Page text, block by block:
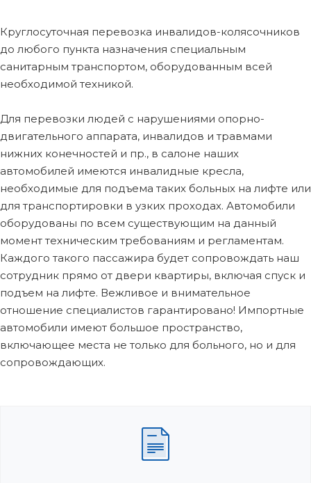
Круглосуточная перевозка инвалидов-колясочников
до любого пункта назначения специальным
санитарным транспортом, оборудованным всей
необходимой техникой.
Для перевозки людей с нарушениями опорно-
двигательного аппарата, инвалидов и травмами
нижних конечностей и пр., в салоне наших
автомобилей имеются инвалидные кресла,
необходимые для подъема таких больных на лифте или
для транспортировки в узких проходах. Автомобили
оборудованы по всем существующим на данный
момент техническим требованиям и регламентам.
Каждого такого пассажира будет сопровождать наш
сотрудник прямо от двери квартиры, включая спуск и
подъем на лифте. Вежливое и внимательное
отношение специалистов гарантировано! Импортные
автомобили имеют большое пространство,
включающее места не только для больного, но и для
сопровождающих.